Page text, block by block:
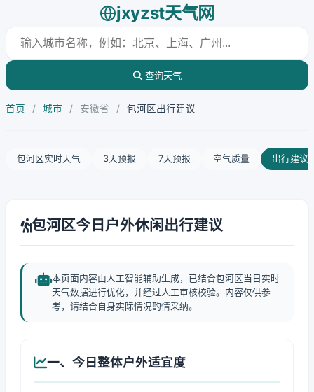
jxyzst天气网
查询天气
首页 / 城市 / 安徽省 / 包河区出行建议
包河区实时天气 3天预报 7天预报 空气质量 出行建议
包河区今日户外休闲出行建议
本页面内容由人工智能辅助生成，已结合包河区当日实时
天气数据进行优化，并经过人工审核校验。内容仅供参
考，请结合自身实际情况酌情采纳。
一、今日整体户外适宜度